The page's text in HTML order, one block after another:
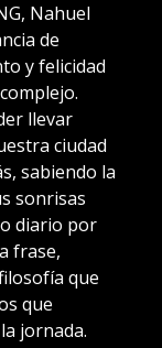
Nahuel
de
y felicidad
llevar
ciudad
sabiendo la
sonrisas
diario por
frase,
que
que
jornada.